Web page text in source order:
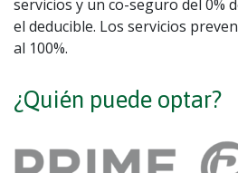
servicios y un co-seguro del 0%
el deducible. Los servicios
al 100%.
¿Quién puede optar?